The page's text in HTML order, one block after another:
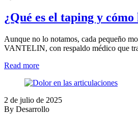
¿Qué es el taping y
Aunque no lo notamos, cada pequeño
VANTELIN, con respaldo médico que
Read more
2 de julio de 2025
By Desarrollo